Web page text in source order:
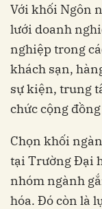
Với khối Ngôn
lưới doanh
nghiệp trong
khách sạn,
sự kiện, trung
chức cộng
Chọn khối
tại Trường Đại
nhóm ngành
hóa. Đó còn là